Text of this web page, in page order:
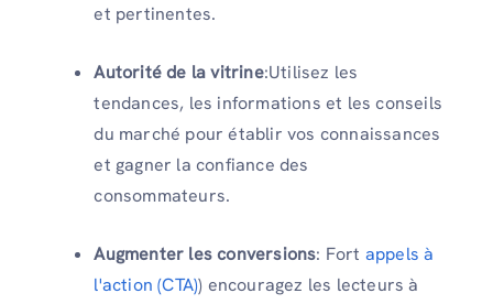
et pertinentes.
Autorité de la vitrine:Utilisez les
tendances, les informations et les conseils
du marché pour établir vos connaissances
et gagner la confiance des
consommateurs.
Augmenter les conversions: Fort appels à
l'action (CTA)) encouragez les lecteurs à